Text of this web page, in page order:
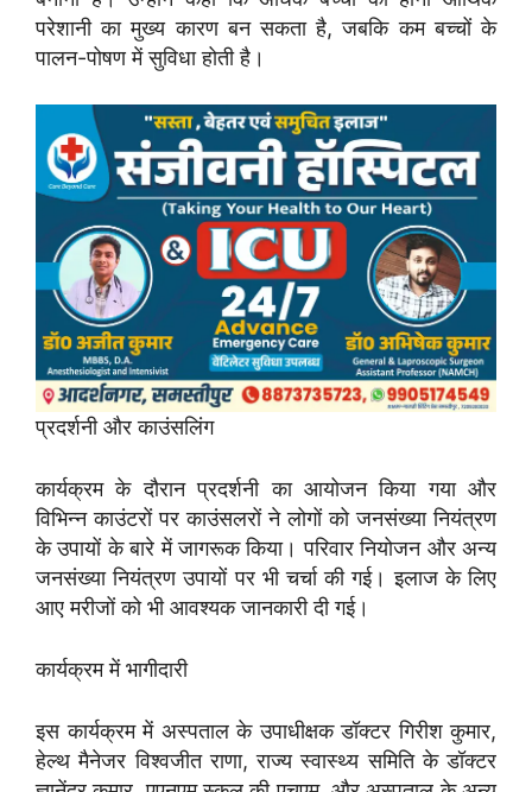
परेशानी का मुख्य कारण बन सकता है, जबकि कम बच्चों के
पालन-पोषण में सुविधा होती है।
प्रदर्शनी और काउंसलिंग
कार्यक्रम के दौरान प्रदर्शनी का आयोजन किया गया और
विभिन्न काउंटरों पर काउंसलरों ने लोगों को जनसंख्या नियंत्रण
के उपायों के बारे में जागरूक किया। परिवार नियोजन और अन्य
जनसंख्या नियंत्रण उपायों पर भी चर्चा की गई। इलाज के लिए
आए मरीजों को भी आवश्यक जानकारी दी गई।
कार्यक्रम में भागीदारी
इस कार्यक्रम में अस्पताल के उपाधीक्षक डॉक्टर गिरीश कुमार,
हेल्थ मैनेजर विश्वजीत राणा, राज्य स्वास्थ्य समिति के डॉक्टर